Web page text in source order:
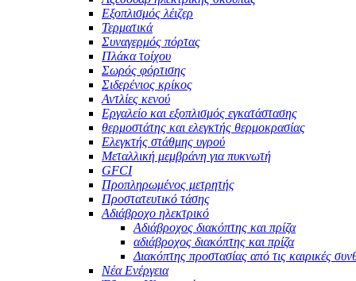
Εξοπλισμός λέιζερ
Τερματικά
Συναγερμός πόρτας
Πλάκα τοίχου
Σωρός φόρτισης
Σιδερένιος κρίκος
Αντλίες κενού
Εργαλείο και εξοπλισμός εγκατάστασης
θερμοστάτης και ελεγκτής θερμοκρασίας
Ελεγκτής στάθμης υγρού
Μεταλλική μεμβράνη για πυκνωτή
GFCI
Προπληρωμένος μετρητής
Προστατευτικό τάσης
Αδιάβροχο ηλεκτρικό
Αδιάβροχος διακόπτης και πρίζα
αδιάβροχος διακόπτης και πρίζα
Διακόπτης προστασίας από τις καιρικές
Νέα Ενέργεια